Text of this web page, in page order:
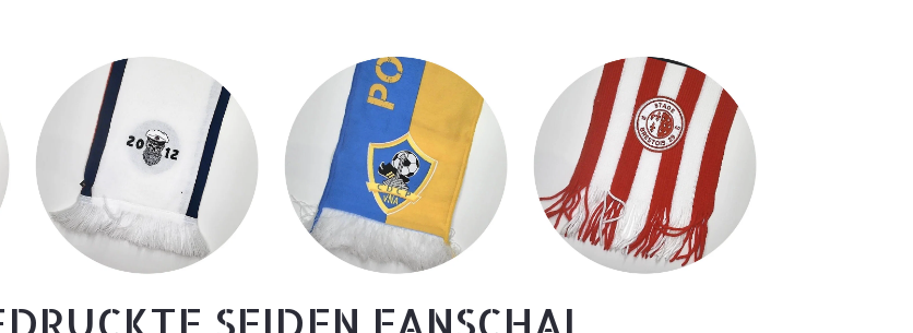
SEIDEN FANSCHAL